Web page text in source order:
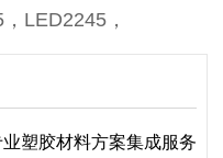
LED2245，
塑胶材料方案集成服务